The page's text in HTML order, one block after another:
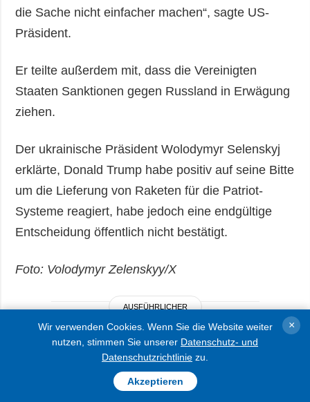
die Sache nicht einfacher machen“, sagte US-
Präsident.
Er teilte außerdem mit, dass die Vereinigten
Staaten Sanktionen gegen Russland in Erwägung
ziehen.
Der ukrainische Präsident Wolodymyr Selenskyj
erklärte, Donald Trump habe positiv auf seine Bitte
um die Lieferung von Raketen für die Patriot-
Systeme reagiert, habe jedoch eine endgültige
Entscheidung öffentlich nicht bestätigt.
Foto: Volodymyr Zelenskyy/Х
AUSFÜHRLICHER
Generalstab meldet seit
Wir verwenden Cookies. Wenn Sie die Website weiter
nutzen, stimmen Sie unserer Datenschutz- und
Datenschutzrichtlinie zu.
Akzeptieren
×